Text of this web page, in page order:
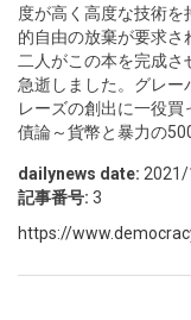
度が高く高度な技術
的自由の放棄が要求さ
二人がこの本を完成
急逝しました。グレー
レーズの創出に一役
債論～貨幣と暴力の
dailynews date:
記事番号: 3
https://